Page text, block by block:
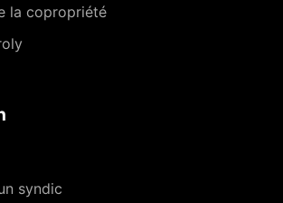
la copropriété
syndic